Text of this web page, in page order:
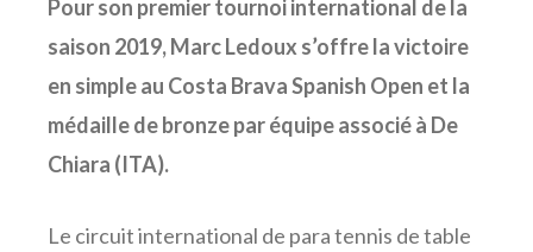
Pour son premier tournoi international de la
saison 2019, Marc Ledoux s’offre la victoire
en simple au Costa Brava Spanish Open et la
médaille de bronze par équipe associé à De
Chiara (ITA).
Le circuit international de para tennis de table